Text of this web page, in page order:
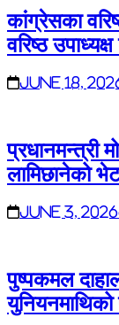
कांग्रेसका
वरिष्ठ
June 18,
प्रधानमन्त्री
लामिछानेको
June 3, 2026
पुष्पकमल
युनियनमाथिको